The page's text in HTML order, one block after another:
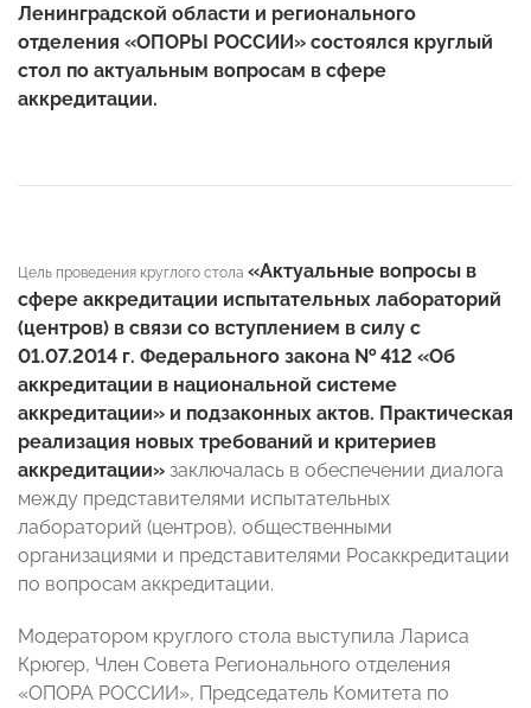
Ленинградской области и регионального
отделения «ОПОРЫ РОССИИ» состоялся круглый
стол по актуальным вопросам в сфере
аккредитации.
Цель проведения круглого стола «Актуальные вопросы в
сфере аккредитации испытательных лабораторий
(центров) в связи со вступлением в силу с
01.07.2014 г. Федерального закона № 412 «Об
аккредитации в национальной системе
аккредитации» и подзаконных актов. Практическая
реализация новых требований и критериев
аккредитации» заключалась в обеспечении диалога
между представителями испытательных
лабораторий (центров), общественными
организациями и представителями Росаккредитации
по вопросам аккредитации.
Модератором круглого стола выступила Лариса
Крюгер, Член Совета Регионального отделения
«ОПОРА РОССИИ», Председатель Комитета по